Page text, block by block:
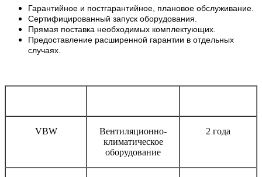
Гарантийное и постгарантийное, плановое обслуживание.
Сертифицированный запуск оборудования.
Прямая поставка необходимых комплектующих.
Предоставление расширенной гарантии в отдельных
случаях.
VBW
Вентиляционно-
климатическое
оборудование
2 года